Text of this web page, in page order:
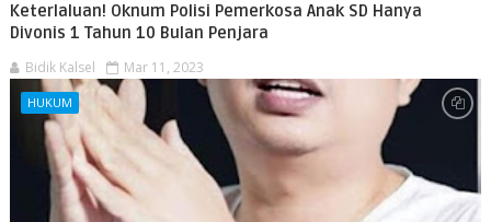
Keterlaluan! Oknum Polisi Pemerkosa Anak SD Hanya
Divonis 1 Tahun 10 Bulan Penjara
Bidik Kalsel Mar 11, 2023
HUKUM